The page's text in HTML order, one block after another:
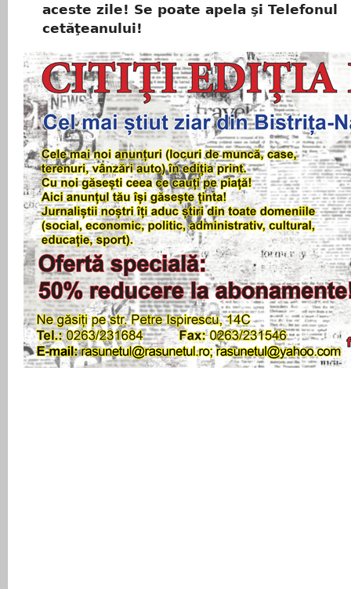
aceste zile! Se poate apela şi Telefonul
cetăţeanului!